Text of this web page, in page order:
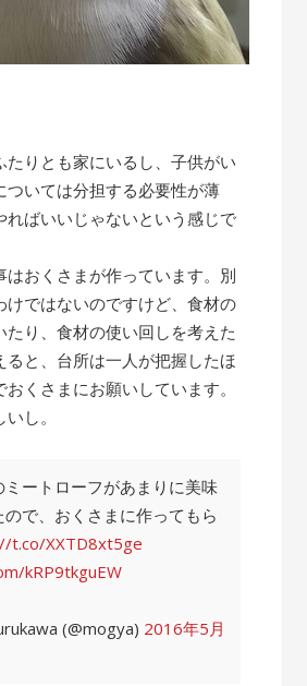
たりとも家にいるし、子供がい
ついては分担する必要性が薄
ればいいじゃないという感じで
はおくさまが作っています。別
けではないのですけど、食材の
たり、食材の使い回しを考えた
ると、台所は一人が把握したほ
くさまにお願いしています。
し。
ミートローフがあまりに美味
ので、おくさまに作ってもら
t.co/XXTD8xt5ge
kRP9tkguEW
(@mogya) 2016年5月